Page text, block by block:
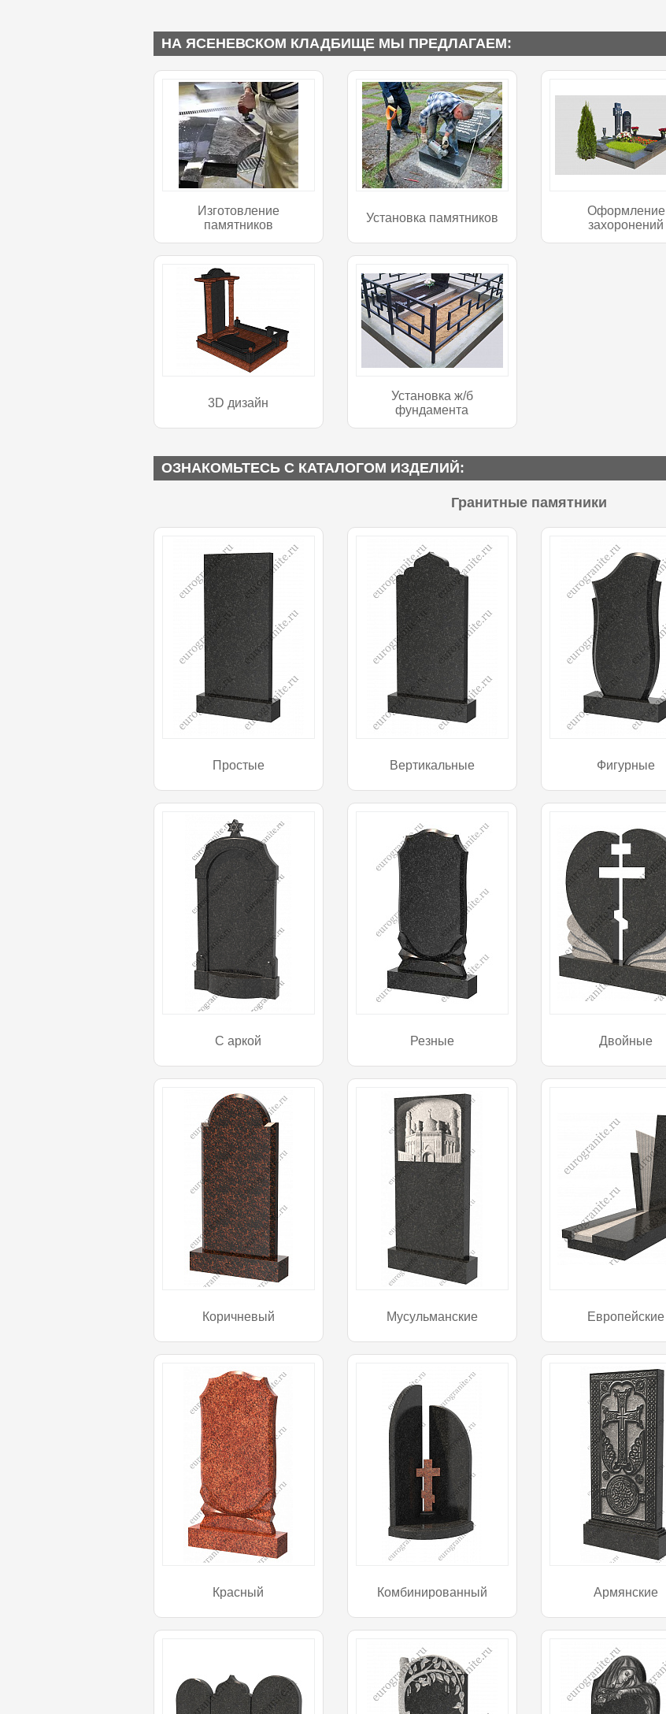
НА ЯСЕНЕВСКОМ КЛАДБИЩЕ МЫ ПРЕДЛАГАЕМ:
Изготовление
памятников
Установка памятников
Оформление
захоронений
3D дизайн
Установка ж/б
фундамента
ОЗНАКОМЬТЕСЬ С КАТАЛОГОМ ИЗДЕЛИЙ:
Гранитные памятники
Простые Вертикальные Фигурные
С аркой Резные Двойные
Коричневый Мусульманские Европейские
Красный Комбинированный Армянские